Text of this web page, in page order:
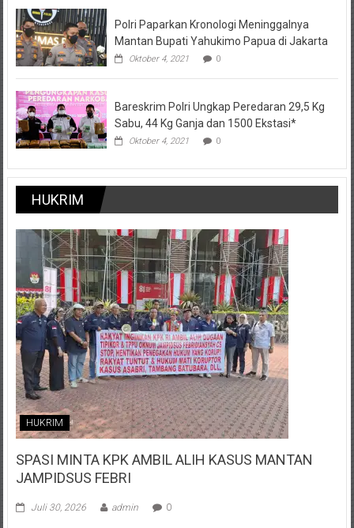
Polri Paparkan Kronologi Meninggalnya
Mantan Bupati Yahukimo Papua di Jakarta
Oktober 4, 2021 0
Bareskrim Polri Ungkap Peredaran 29,5 Kg
Sabu, 44 Kg Ganja dan 1500 Ekstasi*
Oktober 4, 2021 0
HUKRIM
HUKRIM
SPASI MINTA KPK AMBIL ALIH KASUS MANTAN
JAMPIDSUS FEBRI
Juli 30, 2026 admin 0